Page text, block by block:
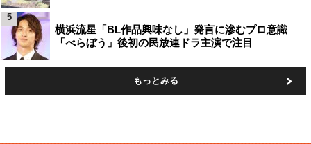
横浜流星「BL作品興味なし」発言に滲むプロ意識
「べらぼう」後初の民放連ドラ主演で注目
5
もっとみる